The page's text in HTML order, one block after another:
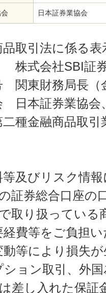
日本証券業協会
品取引法に係る表
式会社SBI証
関東財務局長（
日本証券業協会
二種金融商品取引
等及びリスク情
証券総合口座の
取り扱っている
経費等をご負担
動等により損失
ション取引、外
差し入れた保証